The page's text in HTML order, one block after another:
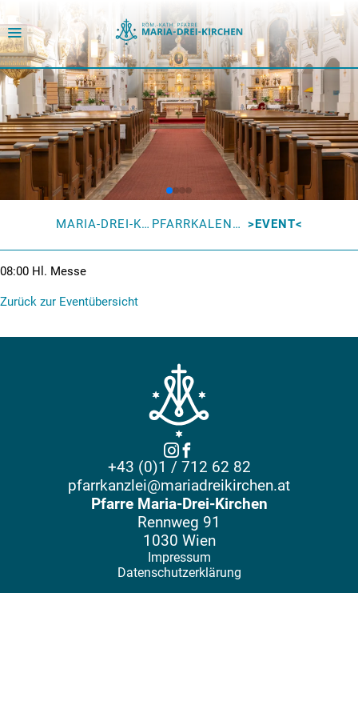
MARIA-DREI-KIRCHEN PFARRKALENDER EVENT
08:00 Hl. Messe
Zurück zur Eventübersicht
+43 (0)1 / 712 62 82
pfarrkanzlei@mariadreikirchen.at
Pfarre Maria-Drei-Kirchen
Rennweg 91
1030 Wien
Impressum
Datenschutzerklärung